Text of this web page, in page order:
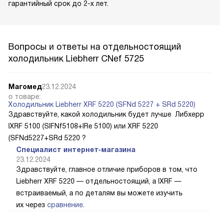
гарантийный срок до 2-х лет.
Вопросы и ответы на отдельностоящий
холодильник Liebherr CNef 5725
Магомед23.12.2024
о товаре:
Холодильник Liebherr XRF 5220 (SFNd 5227 + SRd 5220)
Здравствуйте, какой холодильник будет лучше Либхерр
IXRF 5100 (SIFNf5108+IRe 5100) или XRF 5220
(SFNd5227+SRd 5220 ?
Специалист интернет-магазина
23.12.2024
Здравствуйте, главное отличие приборов в том, что
Liebherr XRF 5220 — отдельностоящий, а IXRF —
встраиваемый, а по деталям вы можете изучить
их через сравнение